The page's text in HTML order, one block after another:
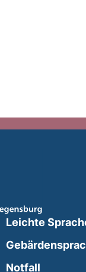
Leichte
Notfall